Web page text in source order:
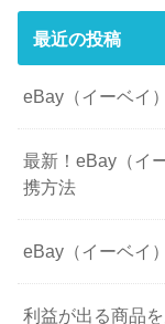
最近の投稿
eBay（イーベイ
最新！eBay（イ
携方法
eBay（イーベイ
利益が出る商品